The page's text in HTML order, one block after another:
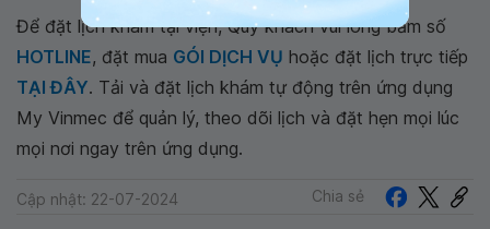
Để đặt lịch khám tại viện, Quý khách vui lòng bấm số
HOTLINE, đặt mua GÓI DỊCH VỤ hoặc đặt lịch trực tiếp
TẠI ĐÂY. Tải và đặt lịch khám tự động trên ứng dụng
My Vinmec để quản lý, theo dõi lịch và đặt hẹn mọi lúc
mọi nơi ngay trên ứng dụng.
Cập nhật: 22-07-2024 Chia sẻ